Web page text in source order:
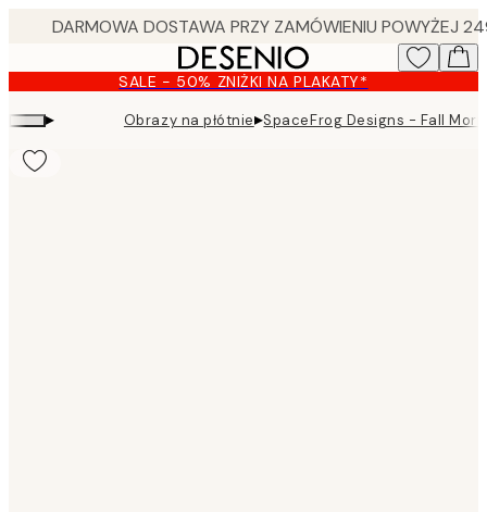
content.
SALE - 50% ZNIŻKI NA PLAKATY*
▸ Obrazy na płótnie▸SpaceFrog Designs - Fall